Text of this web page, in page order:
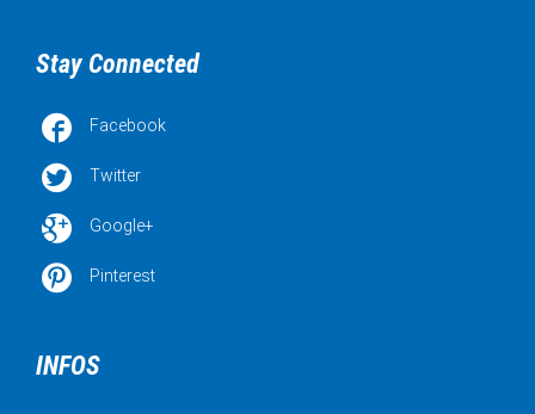
Stay Connected
 Facebook
 Twitter
 Google+
 Pinterest
INFOS